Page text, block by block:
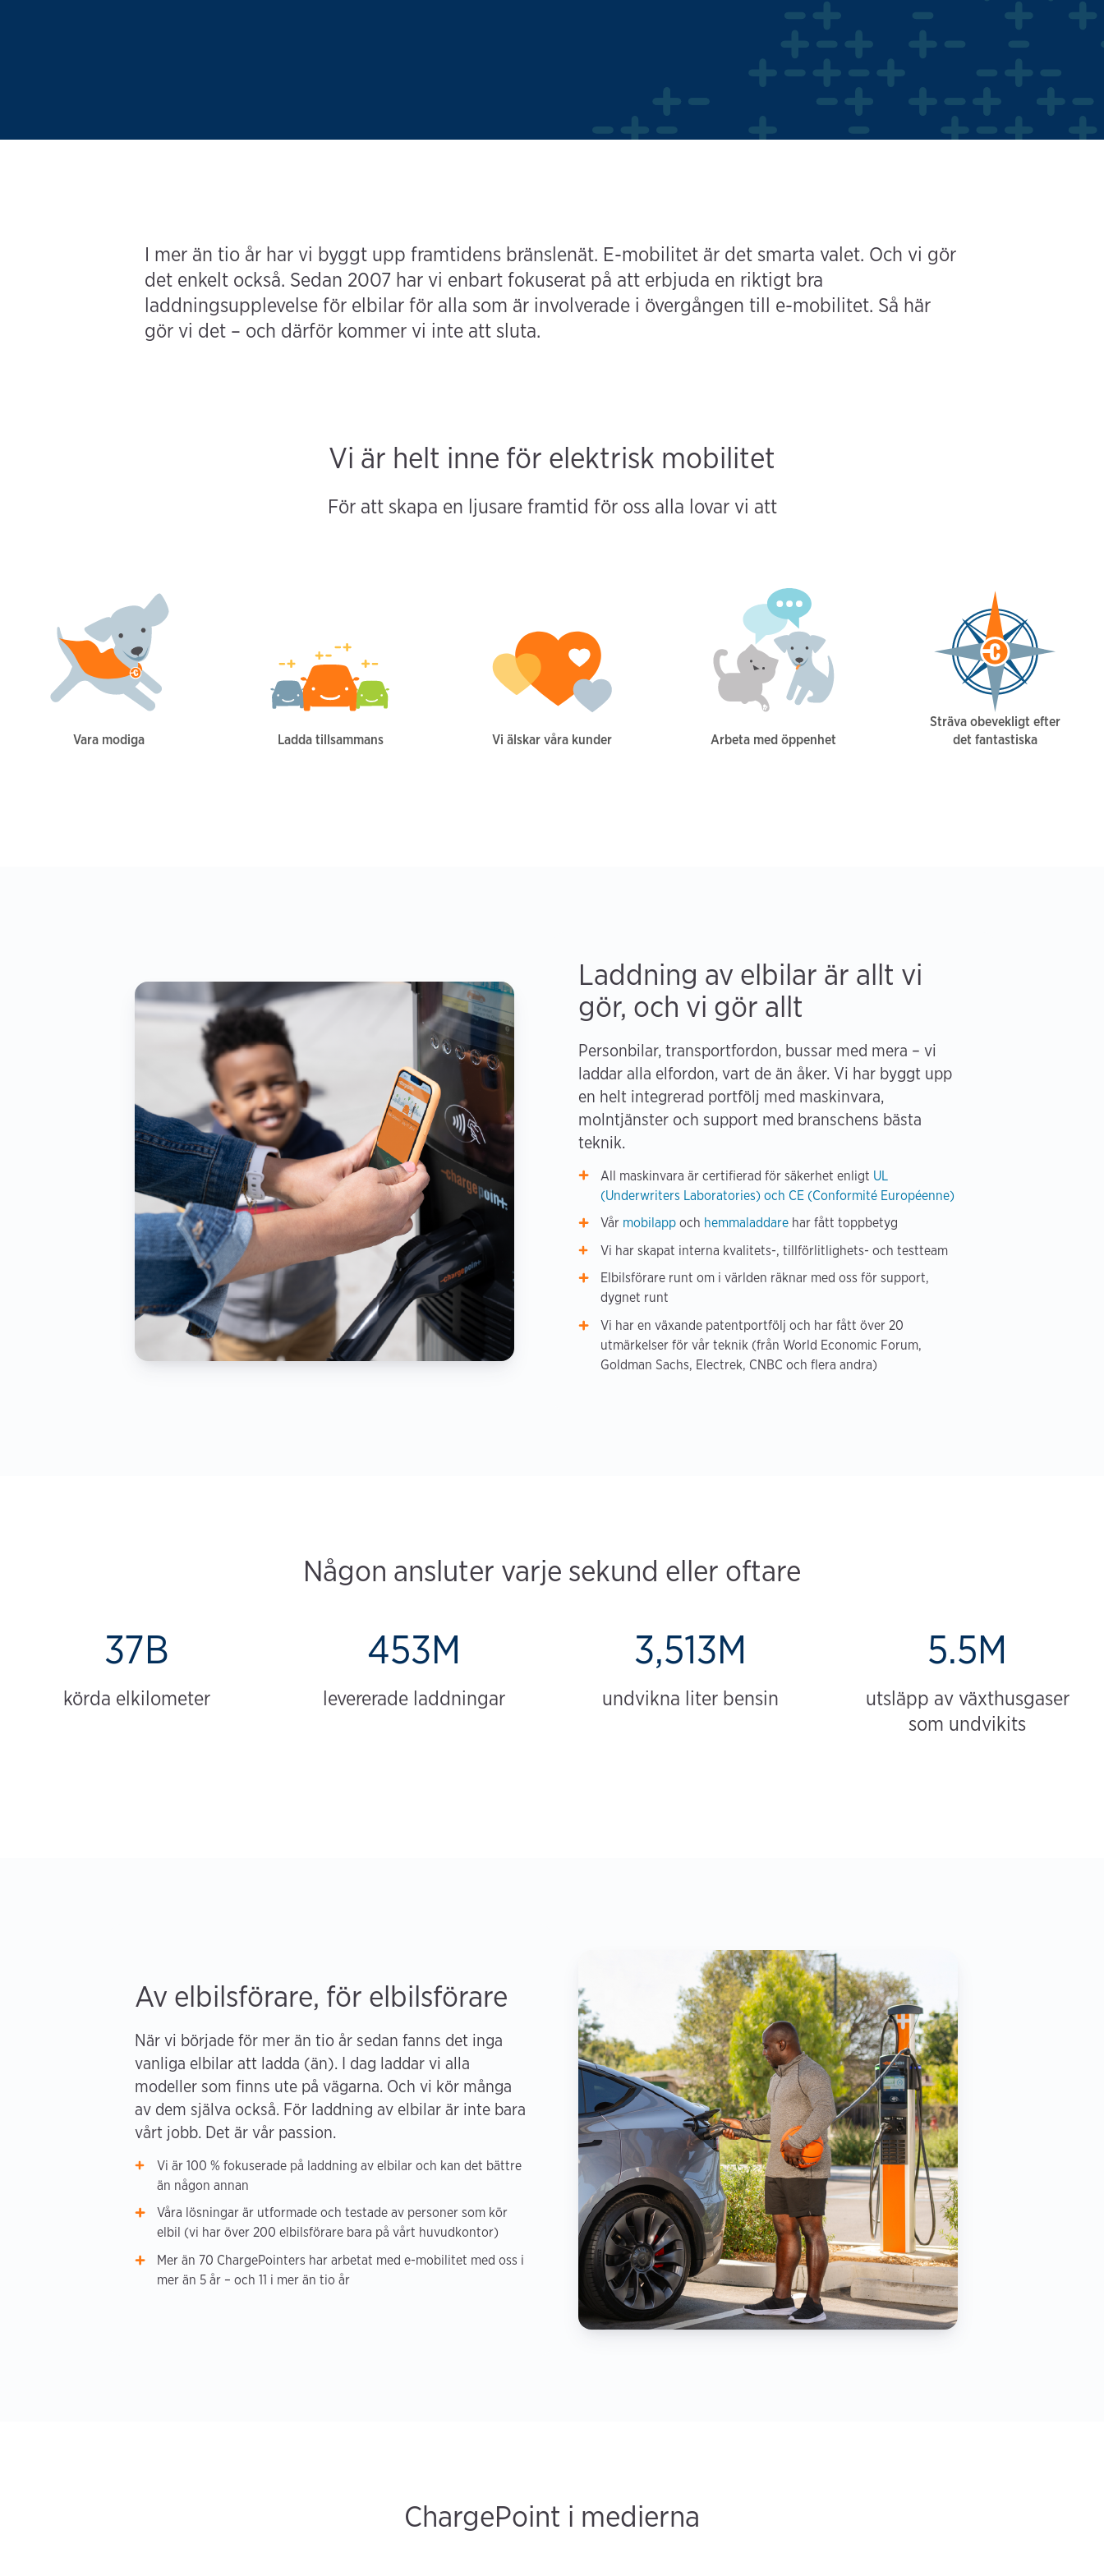
I mer än tio år har vi byggt upp framtidens bränslenät. E-mobilitet är det smarta valet. Och vi gör
det enkelt också. Sedan 2007 har vi enbart fokuserat på att erbjuda en riktigt bra
laddningsupplevelse för elbilar för alla som är involverade i övergången till e-mobilitet. Så här
gör vi det – och därför kommer vi inte att sluta.
Vi är helt inne för elektrisk mobilitet
För att skapa en ljusare framtid för oss alla lovar vi att
Vara modiga Ladda tillsammans Vi älskar våra kunder Arbeta med öppenhet
Sträva obevekligt efter
det fantastiska
Laddning av elbilar är allt vi
gör, och vi gör allt
Personbilar, transportfordon, bussar med mera – vi
laddar alla elfordon, vart de än åker. Vi har byggt upp
en helt integrerad portfölj med maskinvara,
molntjänster och support med branschens bästa
teknik.
All maskinvara är certifierad för säkerhet enligt UL
(Underwriters Laboratories) och CE (Conformité Européenne)
Vår mobilapp och hemmaladdare har fått toppbetyg
Vi har skapat interna kvalitets-, tillförlitlighets- och testteam
Elbilsförare runt om i världen räknar med oss för support,
dygnet runt
Vi har en växande patentportfölj och har fått över 20
utmärkelser för vår teknik (från World Economic Forum,
Goldman Sachs, Electrek, CNBC och flera andra)
Någon ansluter varje sekund eller oftare
37B
körda elkilometer
453M
levererade laddningar
3,513M
undvikna liter bensin
5.5M
utsläpp av växthusgaser
som undvikits
Av elbilsförare, för elbilsförare
När vi började för mer än tio år sedan fanns det inga
vanliga elbilar att ladda (än). I dag laddar vi alla
modeller som finns ute på vägarna. Och vi kör många
av dem själva också. För laddning av elbilar är inte bara
vårt jobb. Det är vår passion.
Vi är 100 % fokuserade på laddning av elbilar och kan det bättre
än någon annan
Våra lösningar är utformade och testade av personer som kör
elbil (vi har över 200 elbilsförare bara på vårt huvudkontor)
Mer än 70 ChargePointers har arbetat med e-mobilitet med oss i
mer än 5 år – och 11 i mer än tio år
ChargePoint i medierna